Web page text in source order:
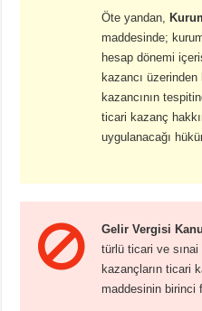
Öte yandan,
maddesinde;
hesap dönemi
kazancı
kazancının
ticari kazanç
uygulanacağı
Gelir Vergisi
türlü ticari ve
kazançların ticari
maddesinin birinci